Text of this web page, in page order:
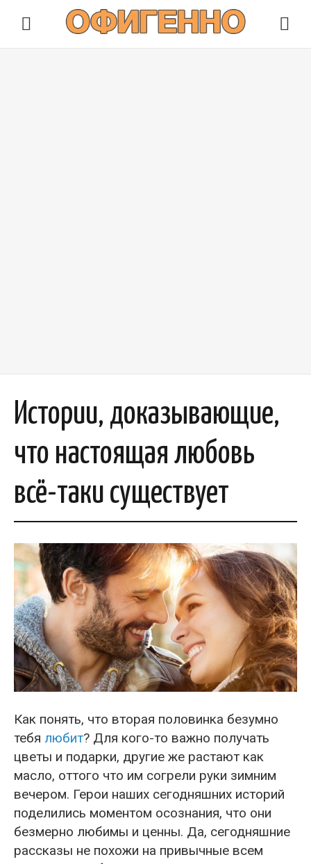
Истории, доказывающие,
что настоящая любовь
всё-таки существует
Как понять, что вторая половинка безумно
тебя любит? Для кого-то важно получать
цветы и подарки, другие же растают как
масло, оттого что им согрели руки зимним
вечером. Герои наших сегодняшних историй
поделились моментом осознания, что они
безмерно любимы и ценны. Да, сегодняшние
рассказы не похожи на привычные всем